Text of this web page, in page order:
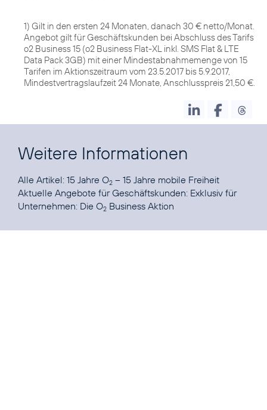
1) Gilt in den ersten 24 Monaten, danach 30 € netto/Monat.
Angebot gilt für Geschäftskunden bei Abschluss des Tarifs
o2 Business 15 (o2 Business Flat-XL inkl. SMS Flat & LTE
Data Pack 3GB) mit einer Mindestabnahmemenge von 15
Tarifen im Aktionszeitraum vom 23.5.2017 bis 5.9.2017,
Mindestvertragslaufzeit 24 Monate, Anschlusspreis 21,50 €.
Weitere Informationen
Alle Artikel: 15 Jahre O2 – 15 Jahre mobile Freiheit
Aktuelle Angebote für Geschäftskunden: Exklusiv für
Unternehmen: Die O2 Business Aktion